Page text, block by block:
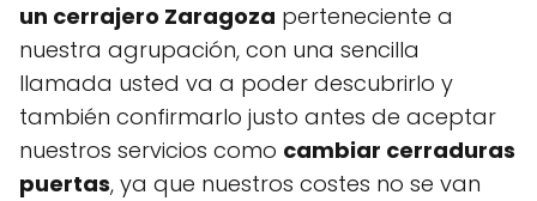
un cerrajero Zaragoza perteneciente a
nuestra agrupación, con una sencilla
llamada usted va a poder descubrirlo y
también confirmarlo justo antes de aceptar
nuestros servicios como cambiar cerraduras
puertas, ya que nuestros costes no se van